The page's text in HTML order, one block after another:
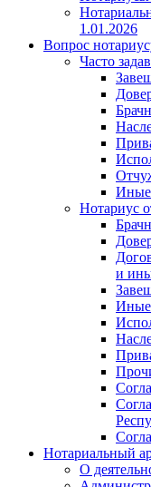
1.01.2026
Вопрос
Часто
Иные
Нотариус
и
Иные
Нотариальный
О